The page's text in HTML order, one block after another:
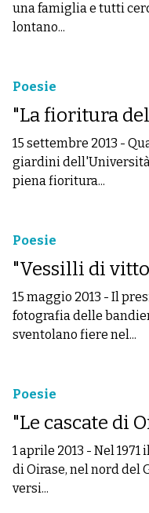
una famiglia e tutti
lontano...
Poesie
"La fioritura
15 settembre 2013 -
giardini dell'Università
piena fioritura...
Poesie
"Vessilli di
15 maggio 2013 - Il
fotografia delle
sventolano fiere nel...
Poesie
"Le cascate di
1 aprile 2013 - Nel
di Oirase, nel nord del
versi...